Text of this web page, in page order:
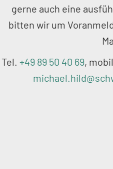
gerne auch eine
bitten wir um
Tel. +49 89 50 40 69,